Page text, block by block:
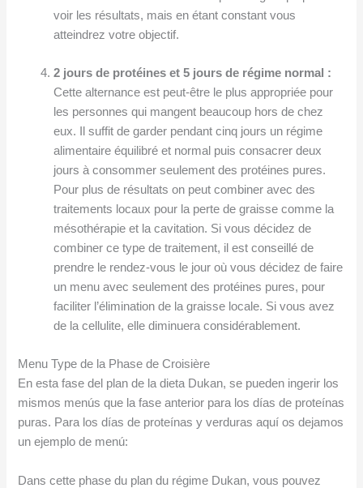
voir les résultats, mais en étant constant vous
atteindrez votre objectif.
2 jours de protéines et 5 jours de régime normal :
Cette alternance est peut-être le plus appropriée pour
les personnes qui mangent beaucoup hors de chez
eux. Il suffit de garder pendant cinq jours un régime
alimentaire équilibré et normal puis consacrer deux
jours à consommer seulement des protéines pures.
Pour plus de résultats on peut combiner avec des
traitements locaux pour la perte de graisse comme la
mésothérapie et la cavitation. Si vous décidez de
combiner ce type de traitement, il est conseillé de
prendre le rendez-vous le jour où vous décidez de faire
un menu avec seulement des protéines pures, pour
faciliter l’élimination de la graisse locale. Si vous avez
de la cellulite, elle diminuera considérablement.
Menu Type de la Phase de Croisière
En esta fase del plan de la dieta Dukan, se pueden ingerir los
mismos menús que la fase anterior para los días de proteínas
puras. Para los días de proteínas y verduras aquí os dejamos
un ejemplo de menú:
Dans cette phase du plan du régime Dukan, vous pouvez